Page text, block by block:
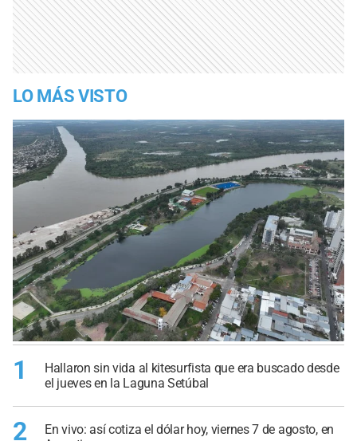
LO MÁS VISTO
1
Hallaron sin vida al kitesurfista que era buscado desde
el jueves en la Laguna Setúbal
2
En vivo: así cotiza el dólar hoy, viernes 7 de agosto, en